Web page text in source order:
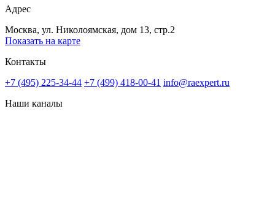
Адрес
Москва, ул. Николоямская, дом 13, стр.2
Показать на карте
Контакты
+7 (495) 225-34-44 +7 (499) 418-00-41 info@raexpert.ru
Наши каналы